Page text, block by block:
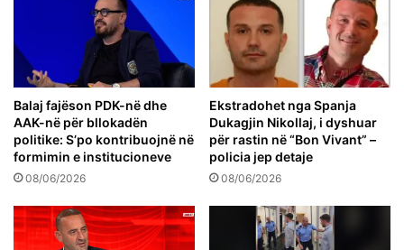
Balaj fajëson PDK-në dhe
AAK-në për bllokadën
politike: S’po kontribuojnë në
formimin e institucioneve
08/06/2026
Ekstradohet nga Spanja
Dukagjin Nikollaj, i dyshuar
për rastin në “Bon Vivant” –
policia jep detaje
08/06/2026